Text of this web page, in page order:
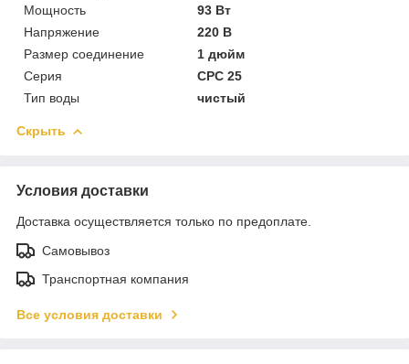
Мощность
93 Вт
Напряжение
220 В
Размер соединение
1 дюйм
Серия
CPC 25
Тип воды
чистый
Скрыть
Условия доставки
Доставка осуществляется только по предоплате.
Самовывоз
Транспортная компания
Все условия доставки